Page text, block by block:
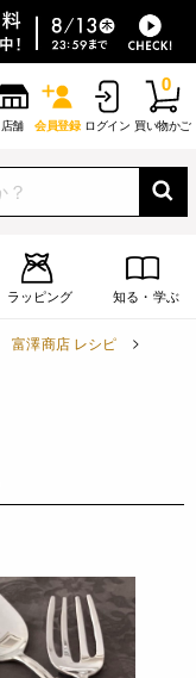
店舗 会員登録 ログイン 買い物かご
0
ラッピング 知る・学ぶ
富澤商店 レシピ